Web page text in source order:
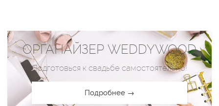
ОРГАНАЙЗЕР WEDDYWOOD
Подготовься к свадьбе самостоятельно!
Подробнее →